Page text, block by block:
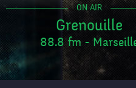
ON AIR
Grenouille
88.8 fm -